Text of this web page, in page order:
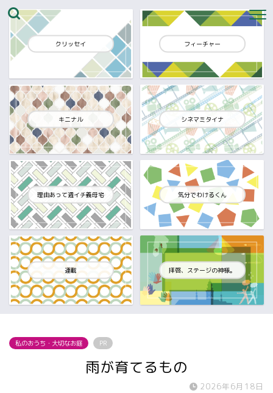
クリッセイ フィーチャー
キニナル シネマミタイナ
理由あって週イチ義母宅 気分でわけるくん
連載 拝啓、ステージの神様。
私のおうち・大切なお庭 PR
雨が育てるもの
2026年6月18日